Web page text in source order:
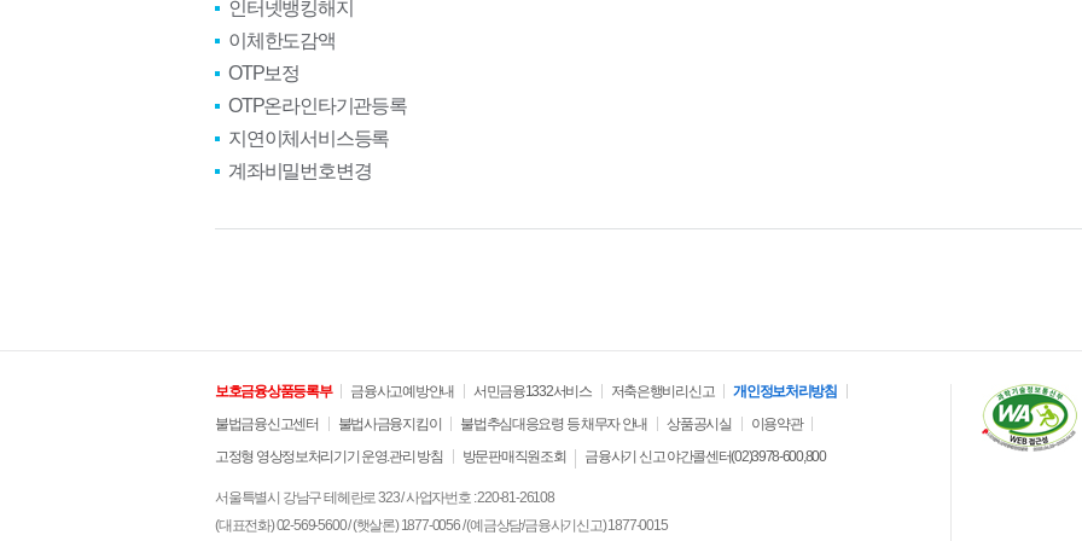
인터넷뱅킹해지
이체한도감액
OTP보정
OTP온라인타기관등록
지연이체서비스등록
계좌비밀번호변경
보호금융상품등록부 금융사고예방안내 서민금융1332서비스 저축은행비리신고
개인정보처리방침
불법금융신고센터
불법사금융지킴이 불법추심대응요령 등 채무자 안내 상품공시실
이용약관
고정형 영상정보처리기기 운영.관리 방침
방문판매직원조회 금융사기 신고 야간콜센터(02)3978-600,800
서울특별시 강남구 테헤란로 323 / 사업자번호 : 220-81-26108
(대표전화) 02-569-5600 / (햇살론) 1877-0056 / (예금상담/금융사기신고) 1877-0015